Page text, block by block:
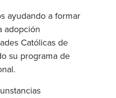
ayudando a formar
adopción
Católicas de
su programa de